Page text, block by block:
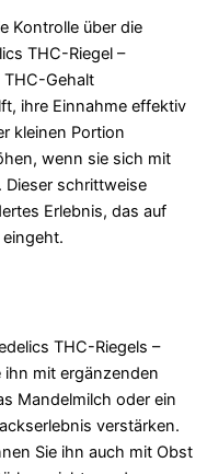
Kontrolle über die
THC-Riegel –
Gehalt
ihre Einnahme effektiv
kleinen Portion
wenn sie sich mit
schrittweise
Erlebnis, das auf
THC-Riegels –
ihn mit ergänzenden
Mandelmilch oder ein
verstärken.
Sie ihn auch mit Obst